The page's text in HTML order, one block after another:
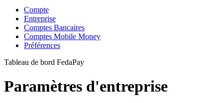
Compte
Entreprise
Comptes Bancaires
Comptes Mobile Money
Préférences
Tableau de bord FedaPay
Paramètres d'entreprise